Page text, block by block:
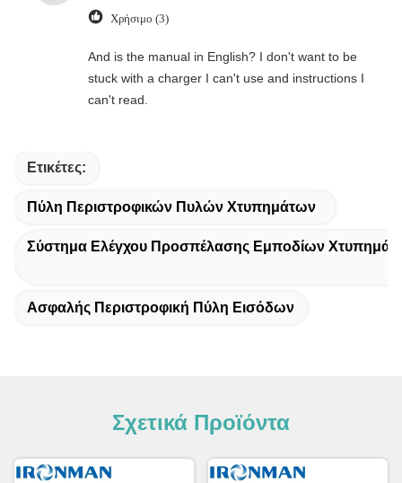
Χρήσιμο (3)
And is the manual in English? I don't want to be
stuck with a charger I can't use and instructions I
can't read.
Ετικέτες:
Πύλη Περιστροφικών Πυλών Χτυπημάτων
Σύστημα Ελέγχου Προσπέλασης Εμποδίων
Ασφαλής Περιστροφική Πύλη Εισόδων
Σχετικά Προϊόντα